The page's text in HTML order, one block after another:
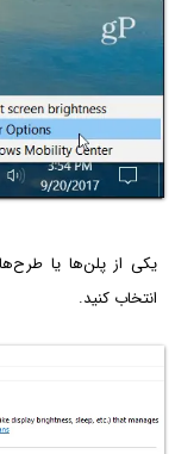
یکی از پلن‌‌ها یا
انتخاب کنید.